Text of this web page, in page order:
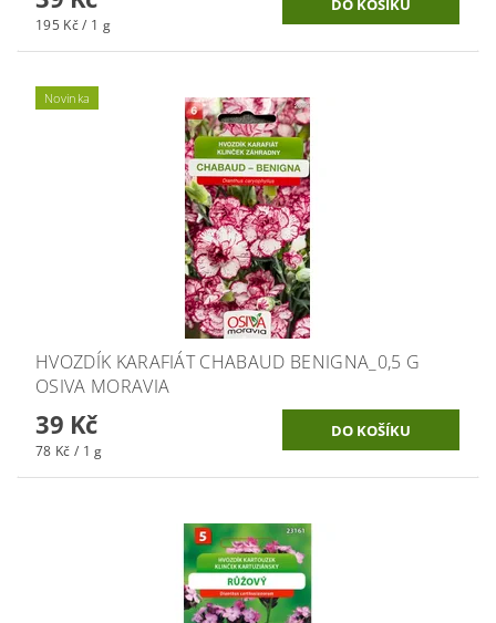
195 Kč / 1 g
Novinka
HVOZDÍK KARAFIÁT CHABAUD BENIGNA_0,5 G
OSIVA MORAVIA
39 Kč
78 Kč / 1 g